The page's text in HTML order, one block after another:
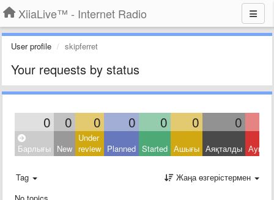
XiiaLive™ - Internet Radio
User profile skipferret
Your requests by status
0 0 0 0 0 0 0
Барлығы New
Under
review Planned Started Ашығы Аяқталды
Tag
Жаңа өзгерістермен